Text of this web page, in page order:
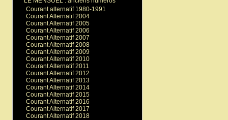
Courant alternatif 1980-1991
Courant Alternatif 2004
Courant Alternatif 2005
Courant Alternatif 2006
Courant Alternatif 2007
Courant Alternatif 2008
Courant Alternatif 2009
Courant Alternatif 2010
Courant Alternatif 2011
Courant Alternatif 2012
Courant Alternatif 2013
Courant Alternatif 2014
Courant Alternatif 2015
Courant Alternatif 2016
Courant Alternatif 2017
Courant Alternatif 2018